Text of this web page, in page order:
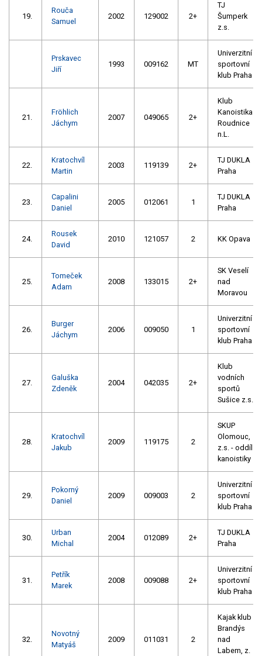
19.
Rouča
Samuel
2002 129002 2+
TJ
Šumperk
z.s.
Prskavec
Jiří
1993 009162 MT
Univerzitní
sportovní
klub Praha
21.
Fröhlich
Jáchym
2007 049065 2+
Klub
Kanoistika
Roudnice
n.L.
22.
Kratochvíl
Martin
2003 119139 2+
TJ DUKLA
Praha
23.
Capalini
Daniel
2005 012061 1
TJ DUKLA
Praha
24.
Rousek
David
2010 121057 2 KK Opava
25.
Tomeček
Adam
2008 133015 2+
SK Veselí
nad
Moravou
26.
Burger
Jáchym
2006 009050 1
Univerzitní
sportovní
klub Praha
27.
Galuška
Zdeněk
2004 042035 2+
Klub
vodních
sportů
Sušice z.s.
28.
Kratochvíl
Jakub
2009 119175 2
SKUP
Olomouc,
z.s. - oddíl
kanoistiky
29.
Pokorný
Daniel
2009 009003 2
Univerzitní
sportovní
klub Praha
30.
Urban
Michal
2004 012089 2+
TJ DUKLA
Praha
31.
Petřík
Marek
2008 009088 2+
Univerzitní
sportovní
klub Praha
32.
Novotný
Matyáš
2009 011031 2
Kajak klub
Brandýs
nad
Labem, z.